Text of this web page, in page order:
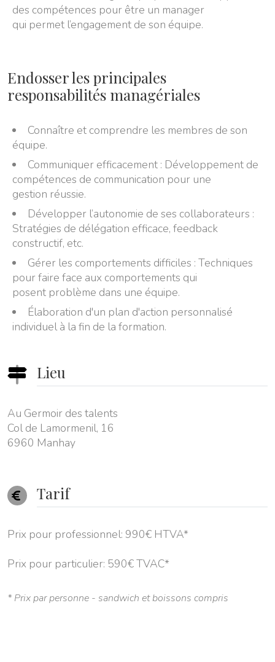
des compétences pour être un manager
qui permet l’engagement de son équipe.
Endosser les principales
responsabilités managériales
Connaître et comprendre les membres de son
équipe.
Communiquer efficacement : Développement de
compétences de communication pour une
gestion réussie.
Développer l’autonomie de ses collaborateurs :
Stratégies de délégation efficace, feedback
constructif, etc.
Gérer les comportements difficiles : Techniques
pour faire face aux comportements qui
posent problème dans une équipe.
Élaboration d'un plan d'action personnalisé
individuel à la fin de la formation.
Lieu
Au Germoir des talents
Col de Lamormenil, 16
6960 Manhay
Tarif
Prix pour professionnel: 990€ HTVA*
Prix pour particulier: 590€ TVAC*
* Prix par personne - sandwich et boissons compris